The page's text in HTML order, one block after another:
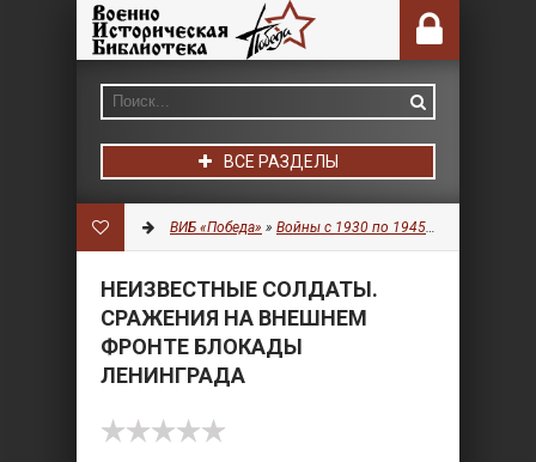
ВСЕ РАЗДЕЛЫ
ВИБ «Победа» » Войны с 1930 по 1945 гг.
НЕИЗВЕСТНЫЕ СОЛДАТЫ.
СРАЖЕНИЯ НА ВНЕШНЕМ
ФРОНТЕ БЛОКАДЫ
ЛЕНИНГРАДА